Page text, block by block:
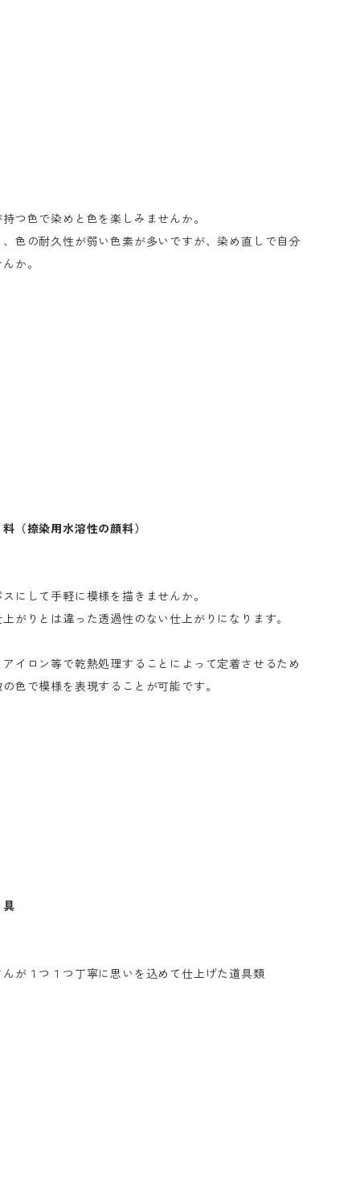
つ色で染めと色を楽しみませんか。
色の耐久性が弱い色素が多いですが、染め直しで自分
か。
捺染用水溶性の顔料）
にして手軽に模様を描きませんか。
がりとは違った透過性のない仕上がりになります。
イロン等で乾熱処理することによって定着させるため
色で模様を表現することが可能です。
が１つ１つ丁寧に思いを込めて仕上げた道具類